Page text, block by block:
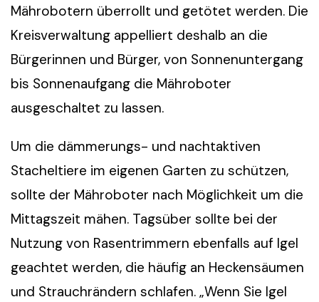
Mährobotern überrollt und getötet werden. Die
Kreisverwaltung appelliert deshalb an die
Bürgerinnen und Bürger, von Sonnenuntergang
bis Sonnenaufgang die Mähroboter
ausgeschaltet zu lassen.
Um die dämmerungs- und nachtaktiven
Stacheltiere im eigenen Garten zu schützen,
sollte der Mähroboter nach Möglichkeit um die
Mittagszeit mähen. Tagsüber sollte bei der
Nutzung von Rasentrimmern ebenfalls auf Igel
geachtet werden, die häufig an Heckensäumen
und Strauchrändern schlafen. „Wenn Sie Igel